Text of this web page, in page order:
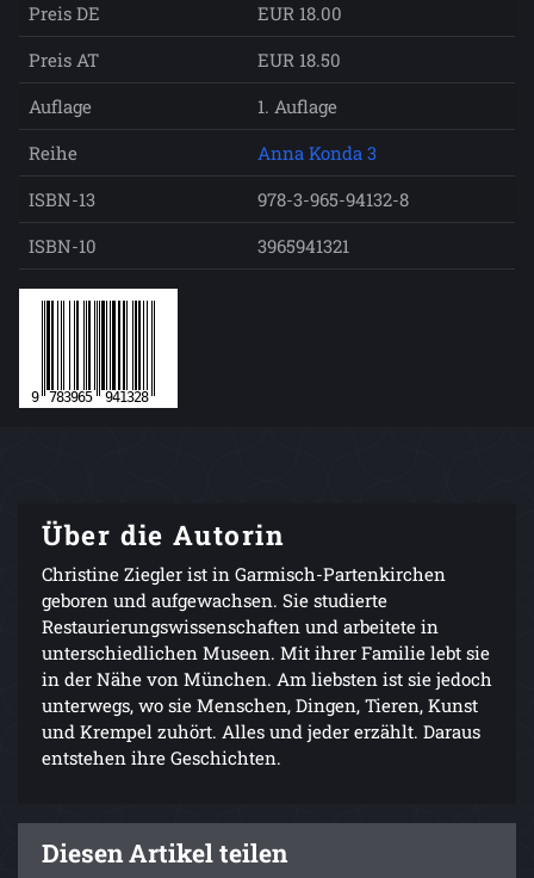
Preis DE
EUR 18.00
Preis AT
EUR 18.50
Auflage
1. Auflage
Reihe
Anna Konda 3
ISBN-13
978-3-965-94132-8
ISBN-10
3965941321
Über die Autorin
Christine Ziegler ist in Garmisch-Partenkirchen
geboren und aufgewachsen. Sie studierte
Restaurierungswissenschaften und arbeitete in
unterschiedlichen Museen. Mit ihrer Familie lebt sie
in der Nähe von München. Am liebsten ist sie jedoch
unterwegs, wo sie Menschen, Dingen, Tieren, Kunst
und Krempel zuhört. Alles und jeder erzählt. Daraus
entstehen ihre Geschichten.
Diesen Artikel teilen